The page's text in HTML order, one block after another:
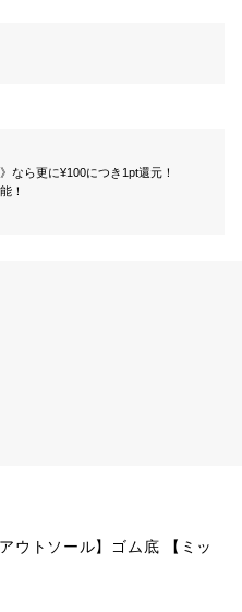
なら更に¥100につき1pt還元！
！
ウトソール】ゴム底 【ミッ